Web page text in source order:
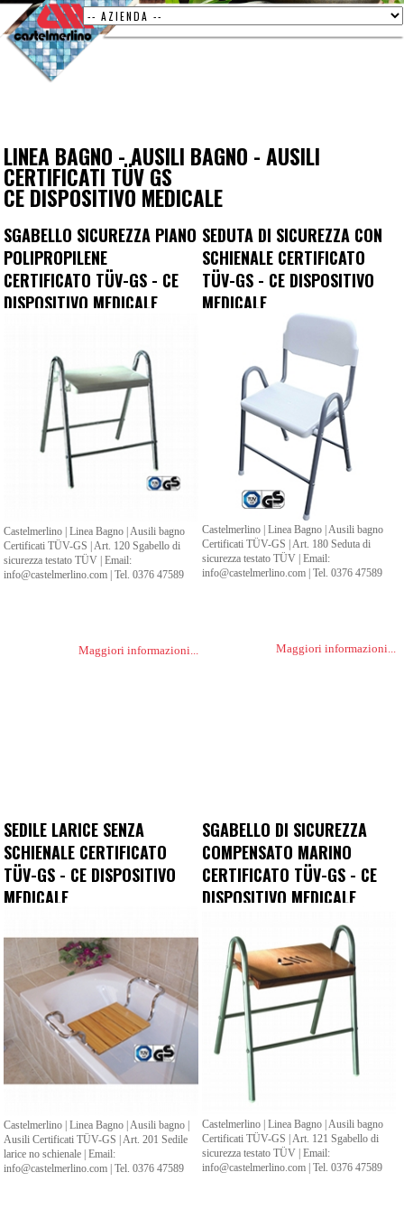
LINEA BAGNO -AUSILI BAGNO -AUSILI
CERTIFICATI TÜV GS
CE DISPOSITIVO MEDICALE
SGABELLO SICUREZZA PIANO
POLIPROPILENE
CERTIFICATO TÜV-GS - CE
DISPOSITIVO MEDICALE
Castelmerlino | Linea Bagno | Ausili bagno
Certificati TÜV-GS | Art. 120 Sgabello di
sicurezza testato TÜV | Email:
info@castelmerlino.com | Tel. 0376 47589
Maggiori informazioni...
SEDUTA DI SICUREZZA CON
SCHIENALE CERTIFICATO
TÜV-GS - CE DISPOSITIVO
MEDICALE
Castelmerlino | Linea Bagno | Ausili bagno
Certificati TÜV-GS | Art. 180 Seduta di
sicurezza testato TÜV | Email:
info@castelmerlino.com | Tel. 0376 47589
Maggiori informazioni...
SEDILE LARICE SENZA
SCHIENALE CERTIFICATO
TÜV-GS - CE DISPOSITIVO
MEDICALE
Castelmerlino | Linea Bagno | Ausili bagno |
Ausili Certificati TÜV-GS | Art. 201 Sedile
larice no schienale | Email:
info@castelmerlino.com | Tel. 0376 47589
SGABELLO DI SICUREZZA
COMPENSATO MARINO
CERTIFICATO TÜV-GS - CE
DISPOSITIVO MEDICALE
Castelmerlino | Linea Bagno | Ausili bagno
Certificati TÜV-GS | Art. 121 Sgabello di
sicurezza testato TÜV | Email:
info@castelmerlino.com | Tel. 0376 47589